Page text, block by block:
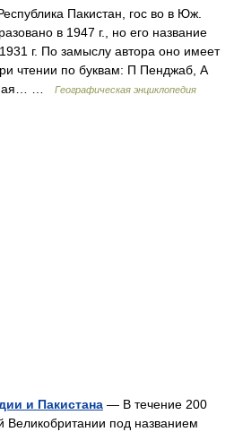
Пакистан, гос во в Юж.
в 1947 г., но его название
г. По замыслу автора оно имеет
чтении по буквам: П Пенджаб, А
…
Географическая энциклопедия
и Пакистана — В течение 200
Великобритании под названием